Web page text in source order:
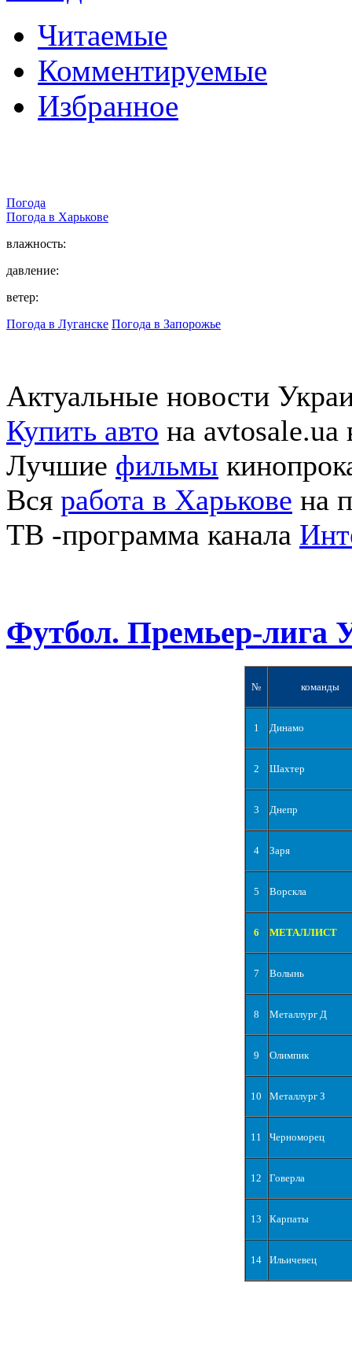
Читаемые
Комментируемые
Избранное
Погода
Погода в Харькове
влажность:
давление:
ветер:
Погода в Луганске Погода в Запорожье
Актуальные новости
Купить авто на avtosale.ua
Лучшие фильмы
Вся работа в Харькове на
ТВ -программа канала
Футбол. Премьер-лига
№ команды
1 Динамо
2 Шахтер
3 Днепр
4 Заря
5 Ворскла
6 МЕТАЛЛИСТ
7 Волынь
8 Металлург Д
9 Олимпик
10 Металлург З
11 Черноморец
12 Говерла
13 Карпаты
14 Ильичевец